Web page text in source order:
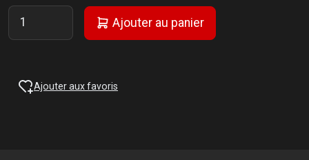
Ajouter au panier
Ajouter aux favoris